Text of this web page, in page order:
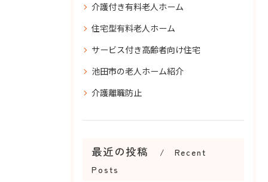
介護付き有料老人ホーム
住宅型有料老人ホーム
サービス付き高齢者向け住宅
池田市の老人ホーム紹介
介護離職防止
最近の投稿
Recent
Posts